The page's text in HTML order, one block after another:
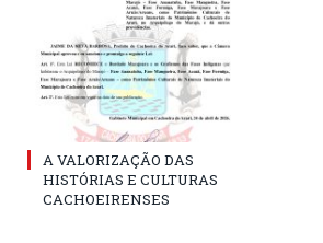
A VALORIZAÇÃO DAS
HISTÓRIAS E CULTURAS
CACHOEIRENSES